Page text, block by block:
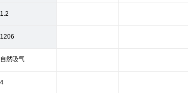
1.2
1206
自然吸气
4